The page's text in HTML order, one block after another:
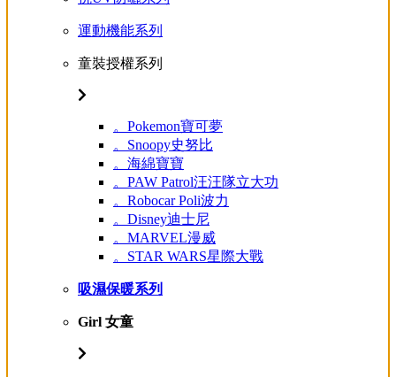
運動機能系列
童裝授權系列
。Pokemon寶可夢
。Snoopy史努比
。海綿寶寶
。PAW Patrol汪汪隊立大功
。Robocar Poli波力
。Disney迪士尼
。MARVEL漫威
。STAR WARS星際大戰
吸濕保暖系列
Girl 女童